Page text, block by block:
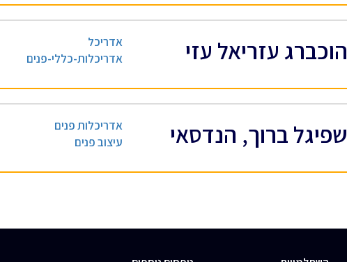
הוכברג עזריאל עזי
אדריכל
אדריכלות-כללי-פנים
שפיגל ברוך, הנדסאי
אדריכלות פנים
עיצוב פנים